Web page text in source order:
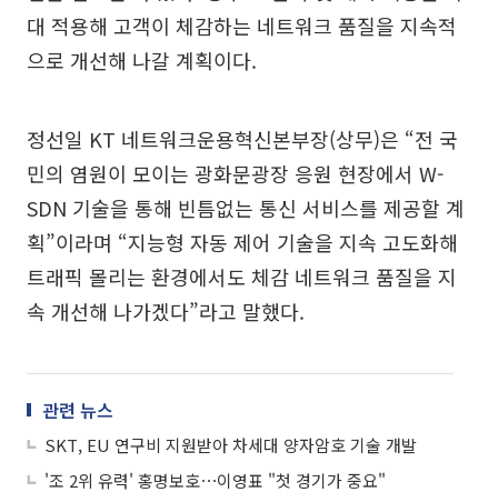
대 적용해 고객이 체감하는 네트워크 품질을 지속적
으로 개선해 나갈 계획이다.
정선일 KT 네트워크운용혁신본부장(상무)은 “전 국
민의 염원이 모이는 광화문광장 응원 현장에서 W-
SDN 기술을 통해 빈틈없는 통신 서비스를 제공할 계
획”이라며 “지능형 자동 제어 기술을 지속 고도화해
트래픽 몰리는 환경에서도 체감 네트워크 품질을 지
속 개선해 나가겠다”라고 말했다.
관련 뉴스
SKT, EU 연구비 지원받아 차세대 양자암호 기술 개발
'조 2위 유력' 홍명보호⋯이영표 "첫 경기가 중요"